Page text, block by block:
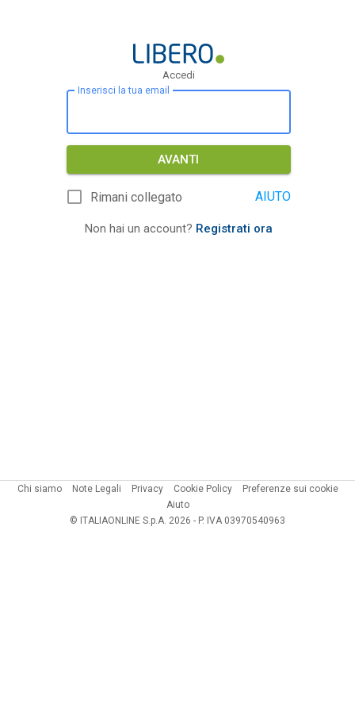
Accedi
Inserisci la tua email
AVANTI
Rimani collegato AIUTO
Non hai un account? Registrati ora
Chi siamo Note Legali Privacy Cookie Policy
Preferenze sui cookie
Aiuto
© ITALIAONLINE S.p.A. 2026 - P. IVA 03970540963